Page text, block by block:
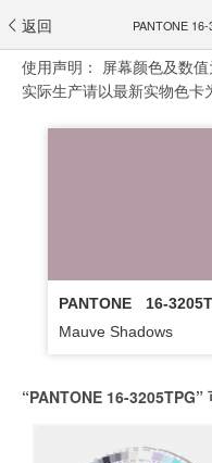
返回 PANTONE
使用声明： 屏幕颜色及数
实际生产请以最新实物色卡
PANTONE
16-
Mauve Shadows
“PANTONE 16-3205TPG”